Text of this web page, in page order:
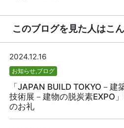
このブログを見た人はこ
2024.12.16
お知らせ,ブログ
「JAPAN BUILD TOKYO－建
技術展－建物の脱炭素EXPO
のお礼